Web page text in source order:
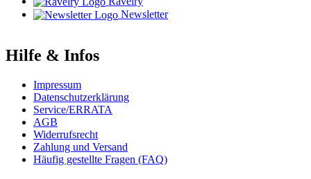
Newsletter
Hilfe & Infos
Impressum
Datenschutzerklärung
Service/ERRATA
AGB
Widerrufsrecht
Zahlung und Versand
Häufig gestellte Fragen (FAQ)